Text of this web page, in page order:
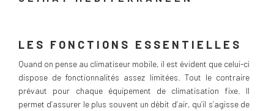
LES FONCTIONS ESSENTIELLES
Quand on pense au climatiseur mobile, il est évident que celui-ci
dispose de fonctionnalités assez limitées. Tout le contraire
prévaut pour chaque équipement de climatisation fixe. Il
permet d’assurer le plus souvent un débit d’air, qu’il s’agisse de